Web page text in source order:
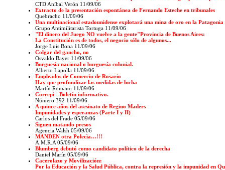
CTD Aníbal Verón 11/09/06
Extracto de la presentación espontánea de Fernando Esteche en tribunales
Quebracho 11/09/06
Una multinacional estadounidense explotará una mina de oro en la Patagonia
Grupo Antimilitarista Tortuga 11/09/06
"El dinero del Juego NO vuelve a la gente"Provincia de Buenos Aires:
La Constitución es de todos, el negocio sólo de algunos...
Jorge Luis Bona 11/09/06
Colgar del gancho, no
Osvaldo Bayer 11/09/06
Burguesía nacional o burguesía colonial.
Alberto Lapolla 11/09/06
Empleados de Comercio de Rosario
Hay que profundizar las medidas de lucha
Martín Romano 11/09/06
Correpi - Boletín informativo.
Número 392 11/09/06
A quince años del asesinato de Regino Maders
Impunidades y esperanzas (Parte I y II)
Carlos del Frade 05/09/06
Siguen matando presos
Agencia Walsh 05/09/06
MANDEN otra Polecìa…!!!
A.M.R.A 05/09/06
Blumberg debutó como candidato político de la derecha
Daniel Marín 05/09/06
Cacerolazo y Movilización:
Por la Educación y la Salud Pública, contra la represión y la impunidad en